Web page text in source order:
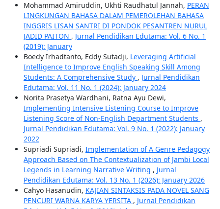
Mohammad Amiruddin, Ukhti Raudhatul Jannah, PERAN
LINGKUNGAN BAHASA DALAM PEMEROLEHAN BAHASA
INGGRIS LISAN SANTRI DI PONDOK PESANTREN NURUL
JADID PAITON , Jurnal Pendidikan Edutama: Vol. 6 No. 1
(2019): January
Boedy Irhadtanto, Eddy Sutadji, Leveraging Artificial
Intelligence to Improve English Speaking Skill Among
Students: A Comprehensive Study , Jurnal Pendidikan
Edutama: Vol. 11 No. 1 (2024): January 2024
Norita Prasetya Wardhani, Ratna Ayu Dewi,
Implementing Intensive Listening Course to Improve
Listening Score of Non-English Department Students ,
Jurnal Pendidikan Edutama: Vol. 9 No. 1 (2022): January
2022
Supriadi Supriadi, Implementation of A Genre Pedagogy
Approach Based on The Contextualization of Jambi Local
Legends in Learning Narrative Writing , Jurnal
Pendidikan Edutama: Vol. 13 No. 1 (2026): January 2026
Cahyo Hasanudin, KAJIAN SINTAKSIS PADA NOVEL SANG
PENCURI WARNA KARYA YERSITA , Jurnal Pendidikan